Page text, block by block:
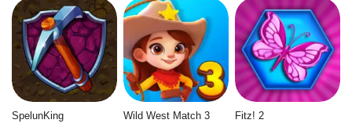
SpelunKing Wild West Match 3 Fitz! 2